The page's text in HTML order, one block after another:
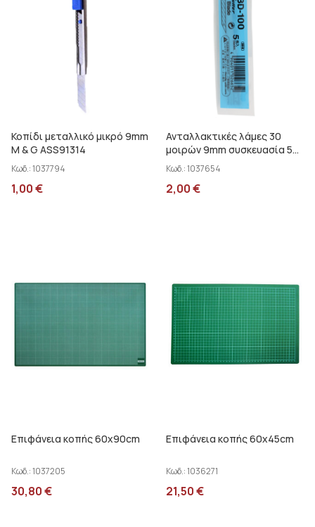
Κοπίδι μεταλλικό μικρό 9mm
M & G ASS91314
Κωδ.:1037794
1,00€
Ανταλλακτικές λάμες 30
μοιρών 9mm συσκευασία 5
τεμάχια BD-100
Κωδ.:1037654
2,00€
Επιφάνεια κοπής 60x90cm
Κωδ.:1037205
30,80€
Επιφάνεια κοπής 60x45cm
Κωδ.:1036271
21,50€